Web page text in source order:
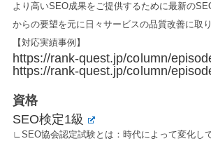
より高いSEO成果をご提供するために最新の
からの要望を元に日々サービスの品質改善に取
【対応実績事例】
https://rank-quest.jp/column/
https://rank-quest.jp/column/
資格
SEO検定1級
∟SEO協会認定試験とは：時代によって変化し